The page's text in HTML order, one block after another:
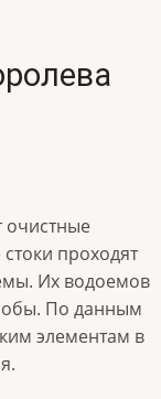
очистные
проходят
Их водоемов
По данным
элементам в